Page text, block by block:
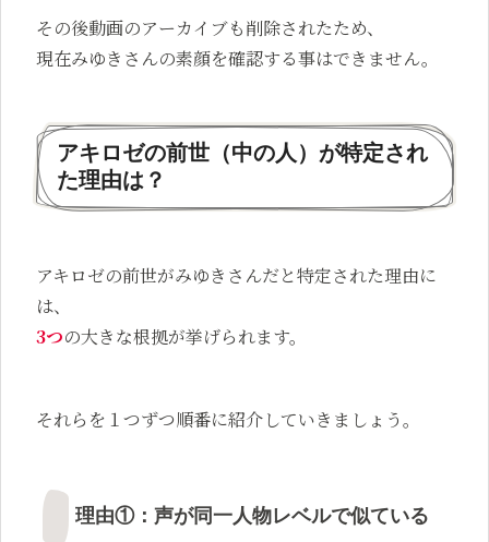
その後動画のアーカイブも削除されたため、
現在みゆきさんの素顔を確認する事はできません。
アキロゼの前世（中の人）が特定され
た理由は？
アキロゼの前世がみゆきさんだと特定された理由に
は、
3つの大きな根拠が挙げられます。
それらを１つずつ順番に紹介していきましょう。
理由①：声が同一人物レベルで似ている